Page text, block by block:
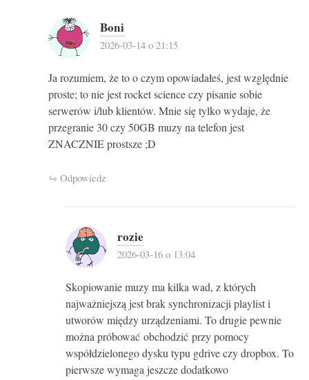
Boni
2026-03-14 o 21:15
Ja rozumiem, że to o czym opowiadałeś, jest względnie
proste; to nie jest rocket science czy pisanie sobie
serwerów i/lub klientów. Mnie się tylko wydaje, że
przegranie 30 czy 50GB muzy na telefon jest
ZNACZNIE prostsze ;D
Odpowiedz
rozie
2026-03-16 o 13:04
Skopiowanie muzy ma kilka wad, z których
najważniejszą jest brak synchronizacji playlist i
utworów między urządzeniami. To drugie pewnie
można próbować obchodzić przy pomocy
współdzielonego dysku typu gdrive czy dropbox. To
pierwsze wymaga jeszcze dodatkowo